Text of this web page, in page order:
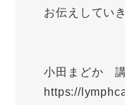
お伝えしてい
小田まどか
https://